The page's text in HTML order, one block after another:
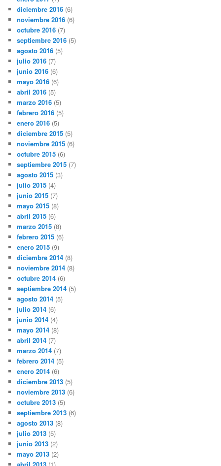
diciembre 2016 (6)
noviembre 2016 (6)
octubre 2016 (7)
septiembre 2016 (5)
agosto 2016 (5)
julio 2016 (7)
junio 2016 (6)
mayo 2016 (6)
abril 2016 (5)
marzo 2016 (5)
febrero 2016 (5)
enero 2016 (5)
diciembre 2015 (5)
noviembre 2015 (6)
octubre 2015 (6)
septiembre 2015 (7)
agosto 2015 (3)
julio 2015 (4)
junio 2015 (7)
mayo 2015 (8)
abril 2015 (6)
marzo 2015 (8)
febrero 2015 (6)
enero 2015 (9)
diciembre 2014 (8)
noviembre 2014 (8)
octubre 2014 (6)
septiembre 2014 (5)
agosto 2014 (5)
julio 2014 (6)
junio 2014 (4)
mayo 2014 (8)
abril 2014 (7)
marzo 2014 (7)
febrero 2014 (5)
enero 2014 (6)
diciembre 2013 (5)
noviembre 2013 (6)
octubre 2013 (5)
septiembre 2013 (6)
agosto 2013 (8)
julio 2013 (5)
junio 2013 (2)
mayo 2013 (2)